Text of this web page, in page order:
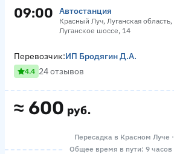
09:00 Автостанция
Красный Луч, Луганская область,
Луганское шоссе, 14
≈ 600 руб.
Перевозчик:ИП Бродягин Д.А.
4.4 24 отзывов
Пересадка в Красном Луче
Общее время в пути: 9 часов